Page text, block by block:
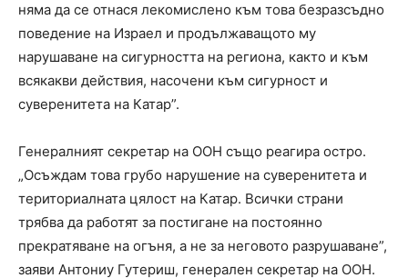
няма да се отнася лекомислено към това безразсъдно
поведение на Израел и продължаващото му
нарушаване на сигурността на региона, както и към
всякакви действия, насочени към сигурност и
суверенитета на Катар”.
Генералният секретар на ООН също реагира остро.
„Осъждам това грубо нарушение на суверенитета и
териториалната цялост на Катар. Всички страни
трябва да работят за постигане на постоянно
прекратяване на огъня, а не за неговото разрушаване”,
заяви Антониу Гутериш, генерален секретар на ООН.